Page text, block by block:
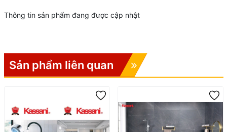
Thông tin sản phẩm đang được cập nhật
Sản phẩm liên quan